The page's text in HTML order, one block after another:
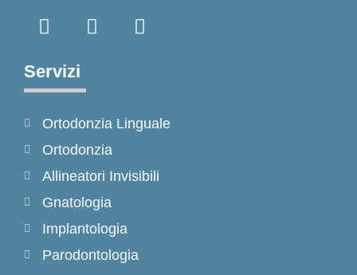
a
e
b
o
k
-
f
n
r
a
m
i
Servizi
Ortodonzia Linguale
Ortodonzia
Allineatori Invisibili
Gnatologia
Implantologia
Parodontologia